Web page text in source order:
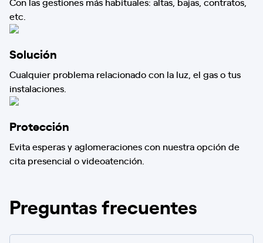
etc.
Solución
Cualquier problema relacionado con la luz, el gas o tus
instalaciones.
Protección
Evita esperas y aglomeraciones con nuestra opción de
cita presencial o videoatención.
Preguntas frecuentes